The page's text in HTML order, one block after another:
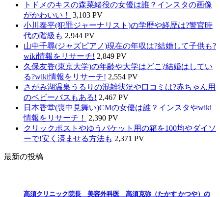
トドメのキスの森菜緒役の女優は誰？インスタの画像
がかわいい！
3,103 PV
小川泰平(犯罪ジャーナリスト)の学歴や経歴は?警官時
代の階級も 2,944 PV
山中千尋(ジャズピアノ)現在の年収は?結婚して子供も?
wiki情報をリサーチ! 2,849 PV
久保友香(東京大学)の年齢や大学はどこ?結婚はしてい
る?wiki情報をリサーチ! 2,554 PV
さがみ湖温泉うるりの混雑状況や口コミは?赤ちゃん用
のベビーバスもある! 2,467 PV
日本香堂(喪中見舞い)CMの女優は誰？インスタやwiki
情報をリサーチ！
2,390 PV
クリックポストやゆうパケット用の箱を100均やダイソ
ーで!安く済ませる方法も 2,371 PV
最新の投稿
高須クリニック院長 美容外科医 高須克弥（たかす かつや）の